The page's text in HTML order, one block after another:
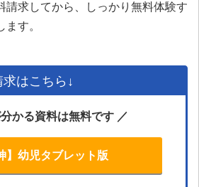
請求してから、しっかり無料体験す
す。
はこちら↓
かる資料は無料です ／
】幼児タブレット版